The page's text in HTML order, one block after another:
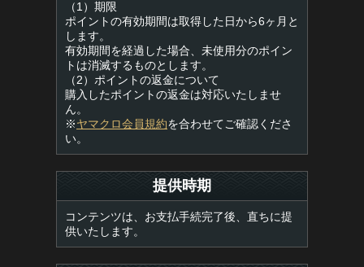
（1）期限
ポイントの有効期間は取得した日から6ヶ月と
します。
有効期間を経過した場合、未使用分のポイン
トは消滅するものとします。
（2）ポイントの返金について
購入したポイントの返金は対応いたしませ
ん。
※ヤマクロ会員規約を合わせてご確認くださ
い。
提供時期
コンテンツは、お支払手続完了後、直ちに提
供いたします。